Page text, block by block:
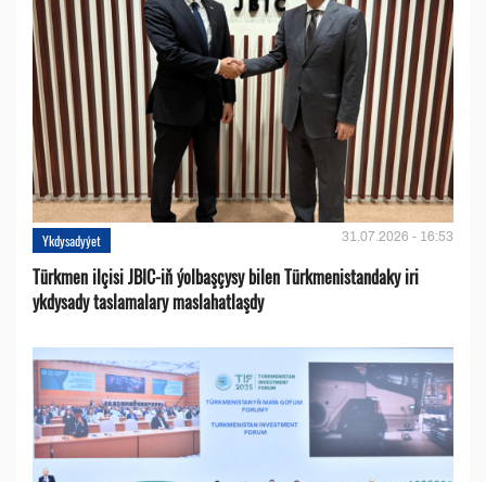
Ykdysadyýet 31.07.2026 - 16:53
Türkmen ilçisi JBIC-iň ýolbaşçysy bilen Türkmenistandaky iri
ykdysady taslamalary maslahatlaşdy